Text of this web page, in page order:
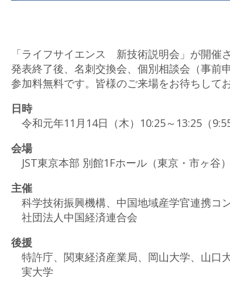
「ライフサイエンス 新技術説明会」が開催
発表終了後、名刺交換会、個別相談会（事前
参加料無料です。皆様のご来場をお待ちしてお
日時
令和元年11月14日（木）10:25～13:25（9:55
会場
JST東京本部 別館1Fホール（東京・市ヶ谷）
主催
科学技術振興機構、中国地域産学官連携コ
社団法人中国経済連合会
後援
特許庁、関東経済産業局、岡山大学、山口
実大学